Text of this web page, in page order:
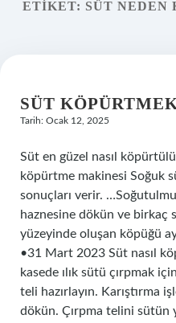
Yasal Uyarı
ETIKET: SÜT NEDEN
SÜT
Tarih: Ocak 12, 2025
Süt en güzel nasıl
köpürtme makinesi Soğuk
sonuçları verir.
haznesine dökün ve birkaç
yüzeyinde oluşan köpüğü
•31 Mart 2023 Süt nasıl
kasede ılık sütü çırpmak
teli hazırlayın. Karıştırma
dökün. Çırpma telini sütün